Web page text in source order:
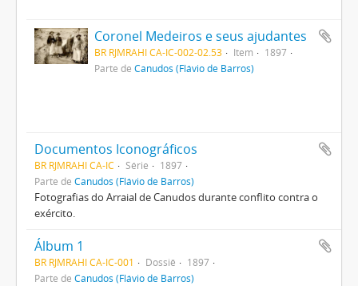
Coronel Medeiros e seus ajudantes
BR RJMRAHI CA-IC-002-02.53 Item
1897
Parte de Canudos (Flávio de Barros)
Documentos Iconográficos
BR RJMRAHI CA-IC Série
1897
Parte de Canudos (Flávio de Barros)
Fotografias do Arraial de Canudos durante conflito contra o
exército.
Álbum 1
BR RJMRAHI CA-IC-001 Dossiê
1897
Parte de Canudos (Flávio de Barros)